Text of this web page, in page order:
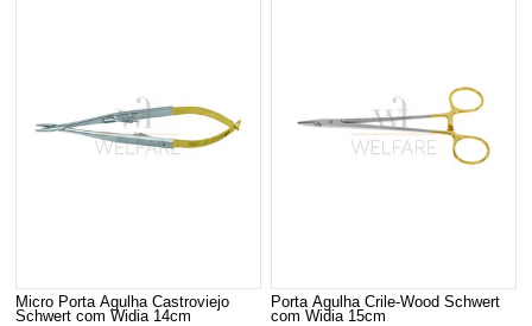
Micro Porta Agulha Castroviejo
Schwert com Widia 14cm
Porta Agulha Crile-Wood Schwert
com Widia 15cm